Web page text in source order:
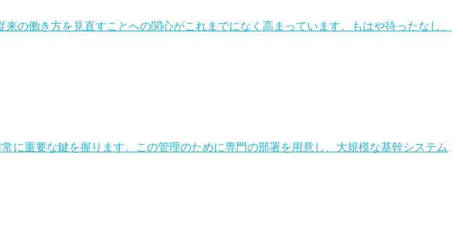
働き方を見直すことへの関心がこれまでになく高まっています。もはや待ったなし、
に重要な鍵を握ります。この管理のために専門の部署を用意し、大規模な基幹システム